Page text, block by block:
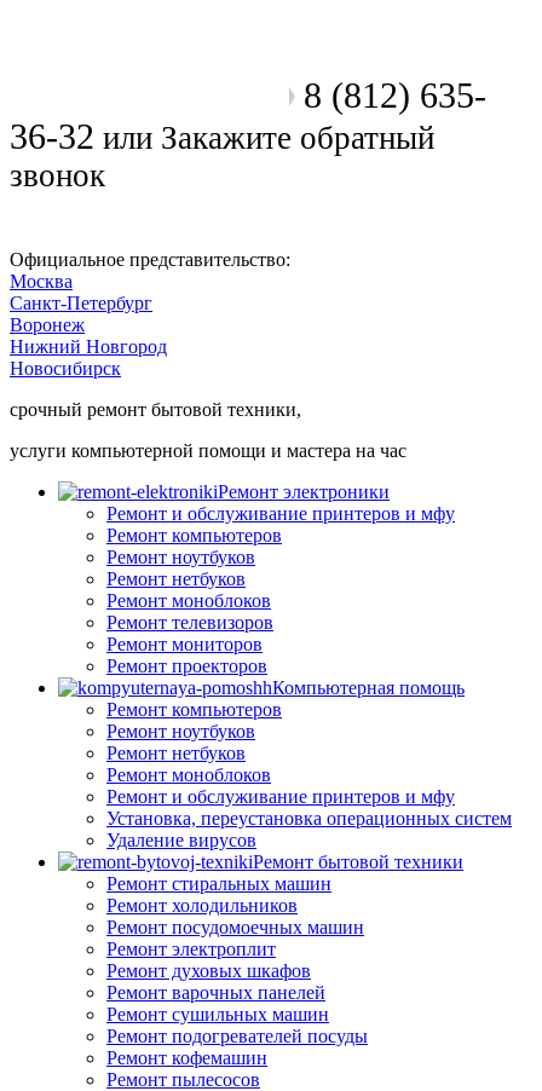
8 (812) 635-
36-32 или Закажите обратный
звонок
Официальное представительство:
Москва
Санкт-Петербург
Воронеж
Нижний Новгород
Новосибирск
срочный ремонт бытовой техники,
услуги компьютерной помощи и мастера на час
Ремонт электроники
Ремонт и обслуживание принтеров и мфу
Ремонт компьютеров
Ремонт ноутбуков
Ремонт нетбуков
Ремонт моноблоков
Ремонт телевизоров
Ремонт мониторов
Ремонт проекторов
Компьютерная помощь
Ремонт компьютеров
Ремонт ноутбуков
Ремонт нетбуков
Ремонт моноблоков
Ремонт и обслуживание принтеров и мфу
Установка, переустановка операционных систем
Удаление вирусов
Ремонт бытовой техники
Ремонт стиральных машин
Ремонт холодильников
Ремонт посудомоечных машин
Ремонт электроплит
Ремонт духовых шкафов
Ремонт варочных панелей
Ремонт сушильных машин
Ремонт подогревателей посуды
Ремонт кофемашин
Ремонт пылесосов